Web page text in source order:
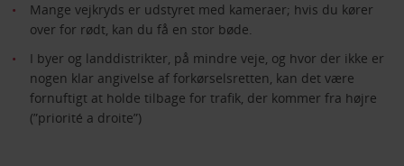
Mange vejkryds er udstyret med kameraer; hvis du kører
over for rødt, kan du få en stor bøde.
I byer og landdistrikter, på mindre veje, og hvor der ikke er
nogen klar angivelse af forkørselsretten, kan det være
fornuftigt at holde tilbage for trafik, der kommer fra højre
(”priorité a droite”)